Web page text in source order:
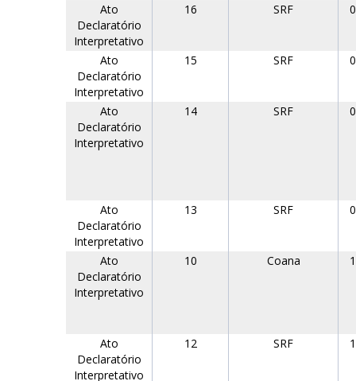
Ato
Declaratório
Interpretativo
16 SRF
Ato
Declaratório
Interpretativo
15 SRF
Ato
Declaratório
Interpretativo
14 SRF
Ato
Declaratório
Interpretativo
13 SRF
Ato
Declaratório
Interpretativo
10 Coana
Ato
Declaratório
Interpretativo
12 SRF